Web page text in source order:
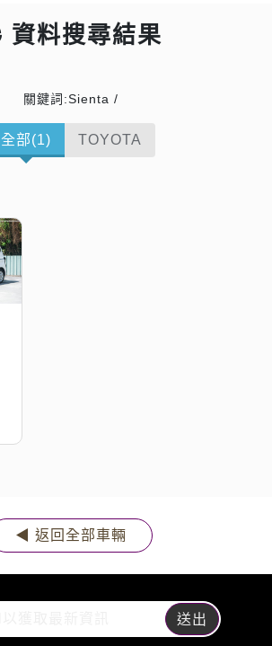
資料搜尋結果
關鍵詞:Sienta /
全部(1) TOYOTA
◀ 返回全部車輛